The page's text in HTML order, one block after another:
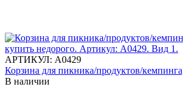
АРТИКУЛ: А0429
Корзина для пикника/продуктов/
В наличии